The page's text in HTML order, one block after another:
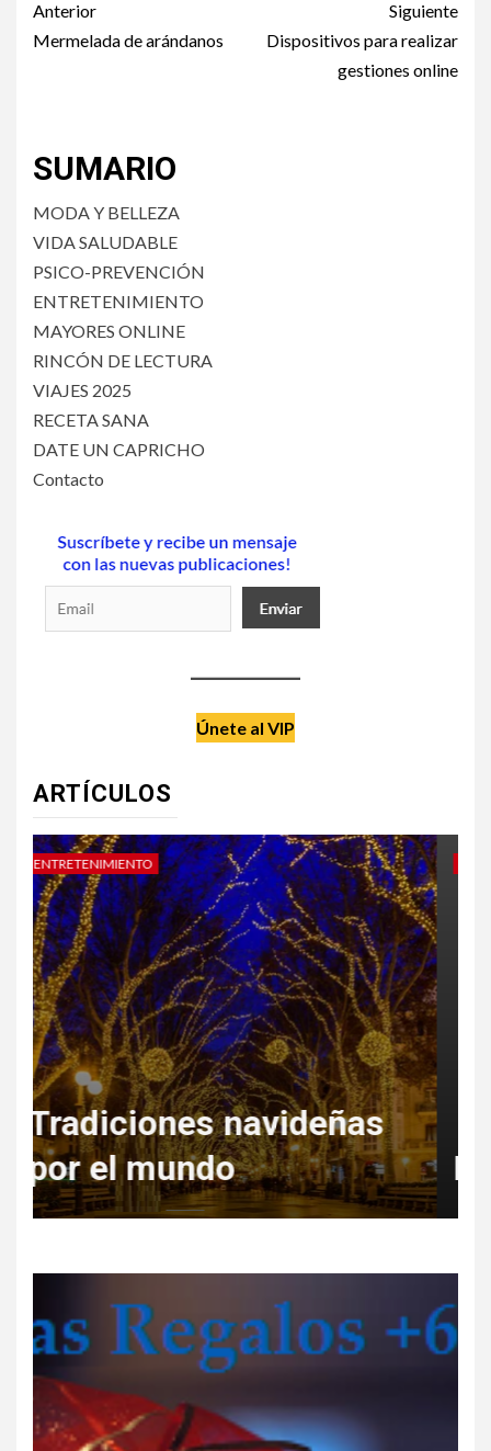
Post
navigation
Anterior
Mermelada de arándanos
Siguiente
Dispositivos para realizar
gestiones online
SUMARIO
MODA Y BELLEZA
VIDA SALUDABLE
PSICO-PREVENCIÓN
ENTRETENIMIENTO
MAYORES ONLINE
RINCÓN DE LECTURA
VIAJES 2025
RECETA SANA
DATE UN CAPRICHO
Contacto
Únete al VIP
ARTÍCULOS
DATE UN CAPRICHO
Regala Escapadas